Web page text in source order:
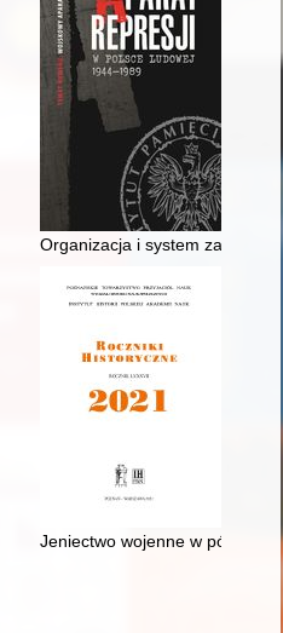
literacka na łamach
Organizacja i system
w Opolu Filia w
Jeniectwo wojenne w późnym